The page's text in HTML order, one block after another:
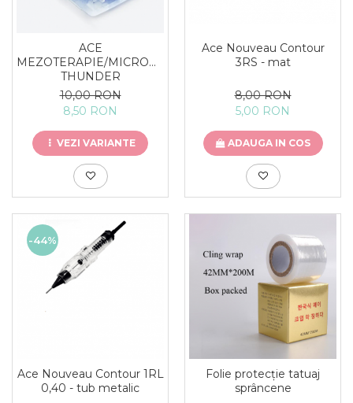
ACE
MEZOTERAPIE/MICRONEEDLING
THUNDER
10,00 RON
8,50 RON
VEZI VARIANTE
Ace Nouveau Contour
3RS - mat
8,00 RON
5,00 RON
ADAUGA IN COS
-44%
Ace Nouveau Contour 1RL
0,40 - tub metalic
Folie protecție tatuaj
sprâncene